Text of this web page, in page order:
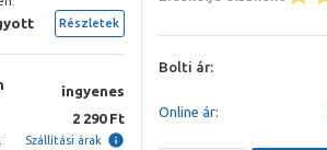
Részletek
ingyenes
2 290 Ft
Szállítási árak
Bolti ár:
Online ár: